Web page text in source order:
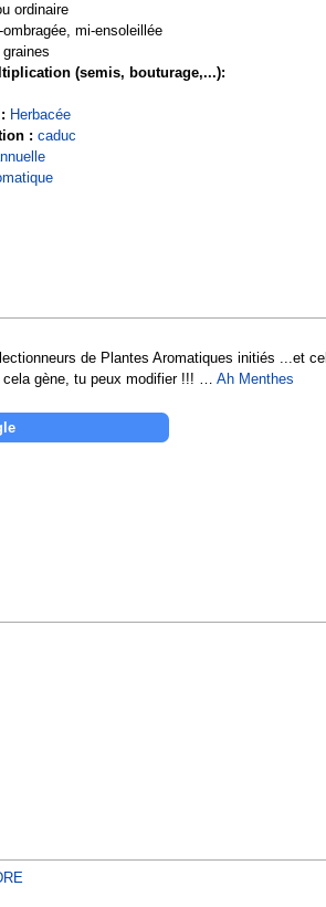
ordinaire
ombragée, mi-ensoleillée
graines
(semis, bouturage,...):
Herbacée
: caduc
de Plantes Aromatiques initiés ...et
cela gène, tu peux modifier !!! …Ah Menthes